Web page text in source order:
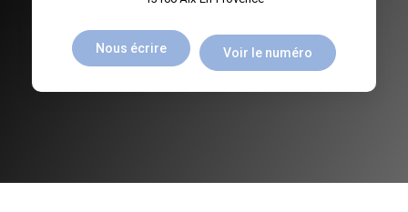
Nous écrire Voir le numéro